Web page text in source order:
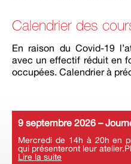
Calendrier des
En raison du Covid-19
avec un effectif réduit en
occupées. Calendrier à
9 septembre 2026 –
Mercredi de 14h à 20h en
qui présenteront leur
Lire la suite